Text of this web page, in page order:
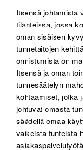
Itsensä johtamista
tilanteissa, jossa
oman sisäisen
tunnetaitojen
onnistumista on
Itsensä ja oman
tunnesäätelyn
kohtaamiset, jotka
johtuvat omasta
säädellä omaa
vaikeista tunteista